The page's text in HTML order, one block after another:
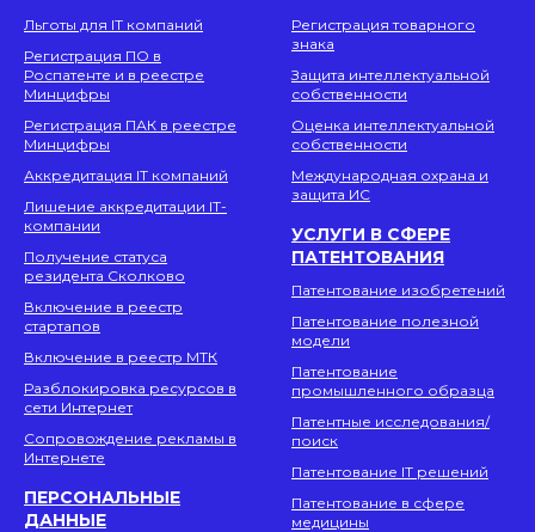
Льготы для IT компаний
Регистрация ПО в
Роспатенте и в реестре
Минцифры
Регистрация ПАК в реестре
Минцифры
Аккредитация IT компаний
Лишение аккредитации IT-
компании
Получение статуса
резидента Сколково
Включение в реестр
стартапов
Включение в реестр МТК
Разблокировка ресурсов в
сети Интернет
Сопровождение рекламы в
Интернете
ПЕРСОНАЛЬНЫЕ
ДАННЫЕ
Регистрация товарного
знака
Защита интеллектуальной
собственности
Оценка интеллектуальной
собственности
Международная охрана и
защита ИС
УСЛУГИ В СФЕРЕ
ПАТЕНТОВАНИЯ
Патентование изобретений
Патентование полезной
модели
Патентование
промышленного образца
Патентные исследования/
поиск
Патентование IT решений
Патентование в сфере
медицины